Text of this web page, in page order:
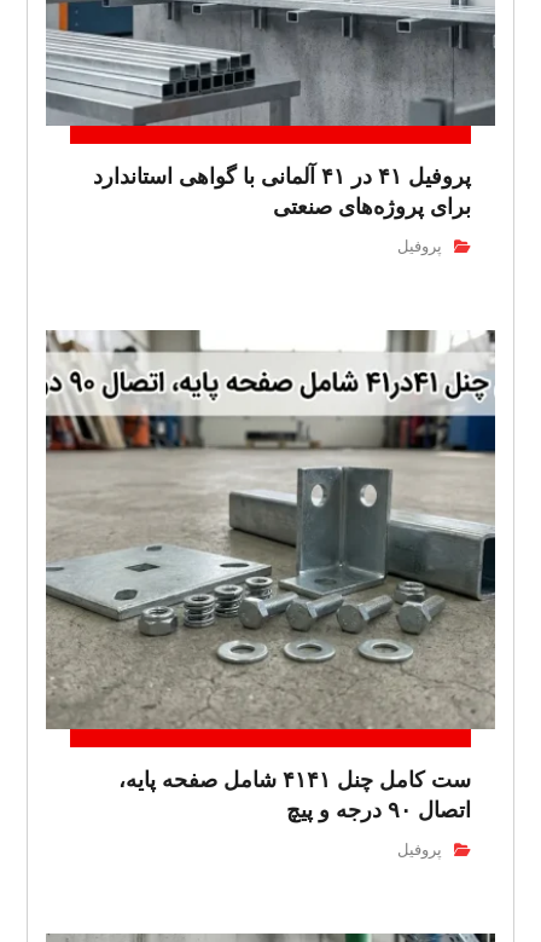
پروفیل ۴۱ در ۴۱ آلمانی با گواهی استاندارد
برای پروژه‌های صنعتی
پروفیل
ست کامل چنل ۴۱۴۱ شامل صفحه پایه،
اتصال ۹۰ درجه و پیچ
پروفیل